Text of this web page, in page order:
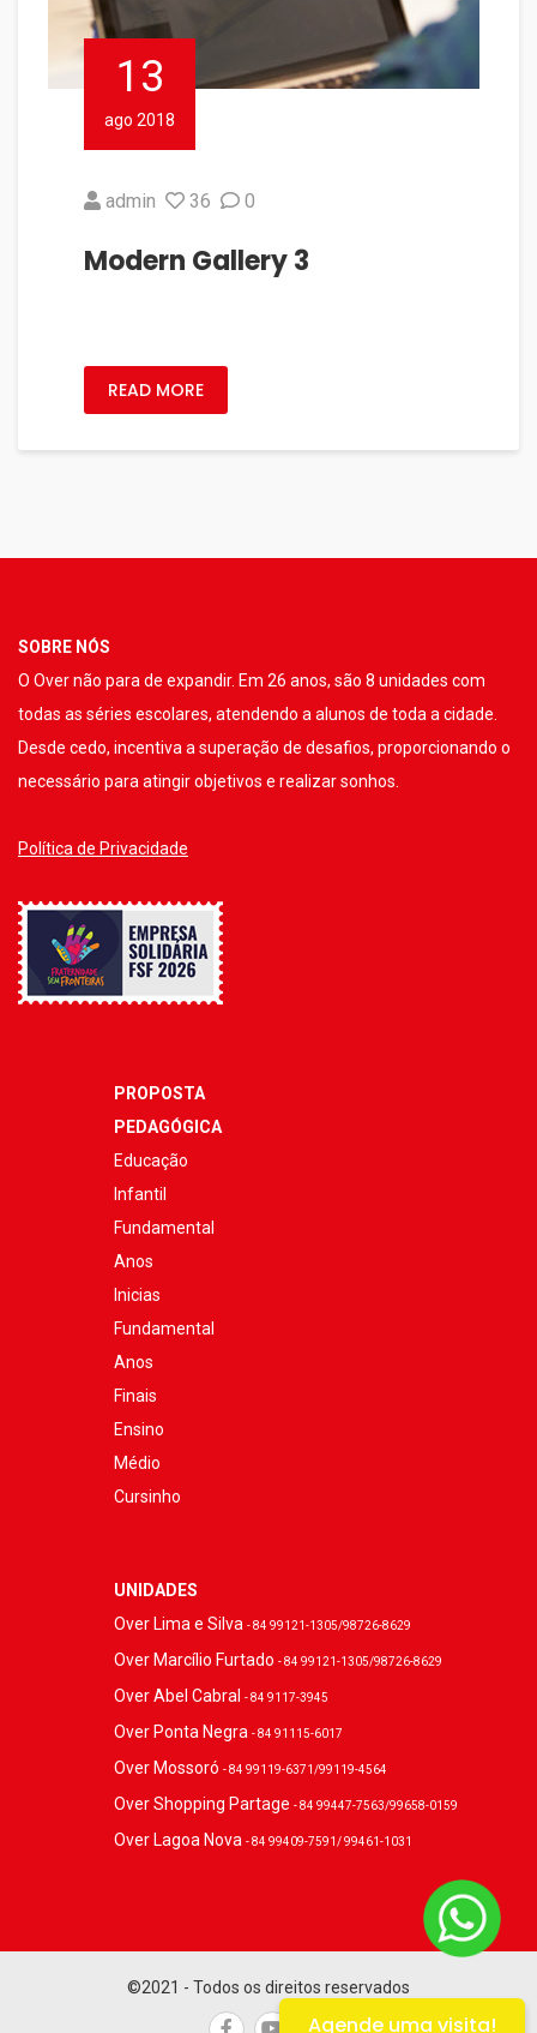
13
ago 2018
admin 36 0
Modern Gallery 3
READ MORE
SOBRE NÓS
O Over não para de expandir. Em 26 anos, são 8 unidades com
todas as séries escolares, atendendo a alunos de toda a cidade.
Desde cedo, incentiva a superação de desafios, proporcionando o
necessário para atingir objetivos e realizar sonhos.
Política de Privacidade
PROPOSTA
PEDAGÓGICA
Educação
Infantil
Fundamental
Anos
Inicias
Fundamental
Anos
Finais
Ensino
Médio
Cursinho
UNIDADES
Over Lima e Silva - 84 99121-1305/98726-8629
Over Marcílio Furtado - 84 99121-1305/98726-8629
Over Abel Cabral - 84 9117-3945
Over Ponta Negra - 84 91115-6017
Over Mossoró - 84 99119-6371/99119-4564
Over Shopping Partage - 84 99447-7563/99658-0159
Over Lagoa Nova - 84 99409-7591/ 99461-1031
©2021 - Todos os direitos reservados
Agende uma visita!